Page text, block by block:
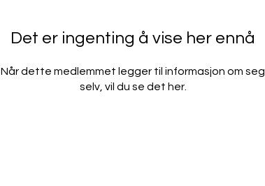
Det er ingenting å vise her ennå
Når dette medlemmet legger til informasjon om seg
selv, vil du se det her.